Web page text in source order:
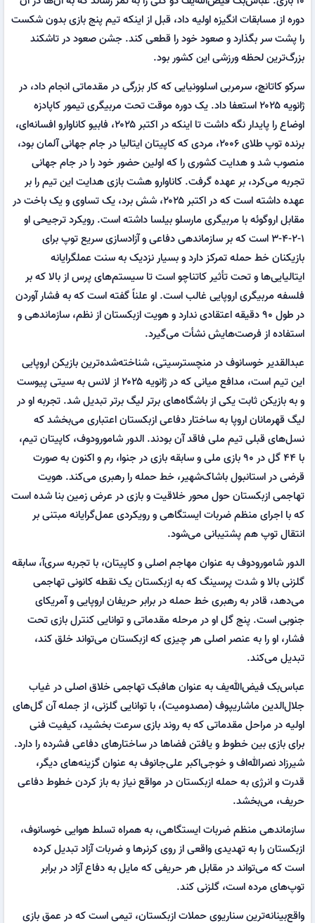
دوره از مسابقات انگیزه اولیه داد، قبل از اینکه تیم پنج بازی بدون شکست
را پشت سر بگذارد و صعود خود را قطعی کند. جشن صعود در تاشکند
بزرگ‌ترین لحظه ورزشی این کشور بود.
سرکو کاتانچ، سرمربی اسلوونیایی که کار بزرگی در مقدماتی انجام داد، در
ژانویه ۲۰۲۵ استعفا داد. یک دوره موقت تحت مربیگری تیمور کاپادزه
اوضاع را پایدار نگه داشت تا اینکه در اکتبر ۲۰۲۵، فابیو کاناوارو افسانه‌ای،
برنده توپ طلای ۲۰۰۶، مردی که کاپیتان ایتالیا در جام جهانی آلمان بود،
منصوب شد و هدایت کشوری را که اولین حضور خود را در جام جهانی
تجربه می‌کرد، بر عهده گرفت. کاناوارو هشت بازی هدایت این تیم را بر
عهده داشته است که در اکتبر ۲۰۲۵، شش برد، یک تساوی و یک باخت در
مقابل اروگوئه با مربیگری مارسلو بیلسا داشته است. رویکرد ترجیحی او
۱-۲-۴-۳ است که بر سازماندهی دفاعی و آزادسازی سریع توپ برای
بازیکنان خط حمله تمرکز دارد و بسیار نزدیک به سنت عملگرایانه
ایتالیایی‌ها و تحت تأثیر کاتناچو است تا سیستم‌های پرس از بالا که بر
فلسفه مربیگری اروپایی غالب است. او علناً گفته است که به فشار آوردن
در طول ۹۰ دقیقه اعتقادی ندارد و هویت ازبکستان از نظم، سازماندهی و
استفاده از فرصت‌هایش نشأت می‌گیرد.
عبدالقدیر خوسانوف در منچسترسیتی، شناخته‌شده‌ترین بازیکن اروپایی
این تیم است، مدافع میانی که در ژانویه ۲۰۲۵ از لانس به سیتی پیوست
و به بازیکن ثابت یکی از باشگاه‌های برتر لیگ برتر تبدیل شد. تجربه او در
لیگ قهرمانان اروپا به ساختار دفاعی ازبکستان اعتباری می‌بخشد که
نسل‌های قبلی تیم ملی فاقد آن بودند. الدور شامورودوف، کاپیتان تیم،
با ۴۴ گل در ۹۰ بازی ملی و سابقه بازی در جنوا، رم و اکنون به صورت
قرضی در استانبول باشاک‌شهیر، خط حمله را رهبری می‌کند. هویت
تهاجمی ازبکستان حول محور خلاقیت و بازی در عرض زمین بنا شده است
که با اجرای منظم ضربات ایستگاهی و رویکردی عمل‌گرایانه مبتنی بر
انتقال توپ هم پشتیبانی می‌شود.
الدور شامورودوف به عنوان مهاجم اصلی و کاپیتان، با تجربه سری‌آ، سابقه
گلزنی بالا و شدت پرسینگ که به ازبکستان یک نقطه کانونی تهاجمی
می‌دهد، قادر به رهبری خط حمله در برابر حریفان اروپایی و آمریکای
جنوبی است. پنج گل او در مرحله مقدماتی و توانایی کنترل بازی تحت
فشار، او را به عنصر اصلی هر چیزی که ازبکستان می‌تواند خلق کند،
تبدیل می‌کند.
عباس‌بک فیض‌الله‌یف به عنوان هافبک تهاجمی خلاق اصلی در غیاب
جلال‌الدین ماشاریپوف (مصدومیت)، با توانایی گلزنی، از جمله آن گل‌های
اولیه در مراحل مقدماتی که به روند بازی سرعت بخشید، کیفیت فنی
برای بازی بین خطوط و یافتن فضاها در ساختارهای دفاعی فشرده را دارد.
شیرزاد نصرالله‌اف و خوجی‌اکبر علی‌جانوف به عنوان گزینه‌های دیگر،
قدرت و انرژی به حمله ازبکستان در مواقع نیاز به باز کردن خطوط دفاعی
حریف، می‌بخشد.
سازماندهی منظم ضربات ایستگاهی، به همراه تسلط هوایی خوسانوف،
ازبکستان را به تهدیدی واقعی از روی کرنرها و ضربات آزاد تبدیل کرده
است که می‌تواند در مقابل هر حریفی که مایل به دفاع آزاد در برابر
توپ‌های مرده است، گلزنی کند.
واقع‌بینانه‌ترین سناریوی حملات ازبکستان، تیمی است که در عمق بازی